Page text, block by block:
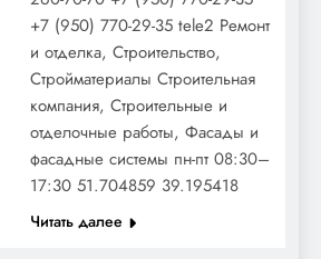
+7 (950) 770-29-35 tele2 Ремонт
и отделка, Строительство,
Стройматериалы Строительная
компания, Строительные и
отделочные работы, Фасады и
фасадные системы пн-пт 08:30–
17:30 51.704859 39.195418
Читать далее